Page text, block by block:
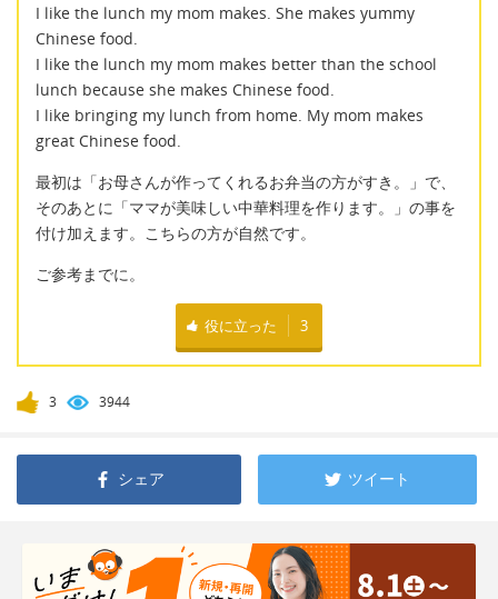
I like the lunch my mom makes. She makes yummy
Chinese food.
I like the lunch my mom makes better than the school
lunch because she makes Chinese food.
I like bringing my lunch from home. My mom makes
great Chinese food.
最初は「お母さんが作ってくれるお弁当の方がすき。」で、
そのあとに「ママが美味しい中華料理を作ります。」の事を
付け加えます。こちらの方が自然です。
ご参考までに。
役に立った 3
3 3944
シェア ツイート